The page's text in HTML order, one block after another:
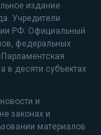
издание
Учредители
РФ. Официальный
федеральных
в десяти субъектах
и
законах и
материалов